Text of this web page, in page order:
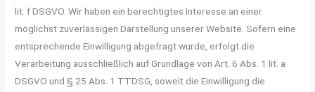
lit. f DSGVO. Wir haben ein berechtigtes Interesse an einer
möglichst zuverlässigen Darstellung unserer Website. Sofern eine
entsprechende Einwilligung abgefragt wurde, erfolgt die
Verarbeitung ausschließlich auf Grundlage von Art. 6 Abs. 1 lit. a
DSGVO und § 25 Abs. 1 TTDSG, soweit die Einwilligung die